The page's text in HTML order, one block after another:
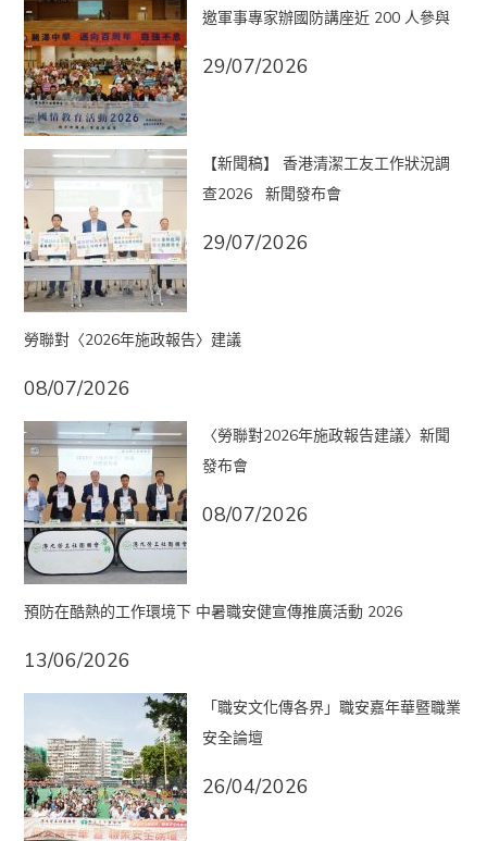
邀軍事專家辦國防講座近 200 人參與
29/07/2026
【新聞稿】 香港清潔工友工作狀況調
查2026 新聞發布會
29/07/2026
勞聯對〈2026年施政報告〉建議
08/07/2026
〈勞聯對2026年施政報告建議〉新聞
發布會
08/07/2026
預防在酷熱的工作環境下 中暑職安健宣傳推廣活動 2026
13/06/2026
「職安文化傳各界」職安嘉年華暨職業
安全論壇
26/04/2026